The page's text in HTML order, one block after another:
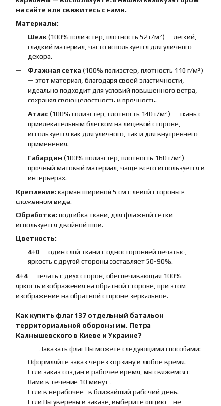
на сайте или свяжитесь с нами.
Материалы:
Шелк(100% полиэстер, плотность 52 г/м²) — легкий,
гладкий материал, часто используется для уличного
декора.
Флажная сетка (100% полиэстер, плотность 110 г/м²)
— этот материал, благодаря своей эластичности,
идеально подходит для условий повышенного ветра,
сохраняя свою целостность и прочность.
Атлас(100% полиэстер, плотность 140 г/м²) — ткань с
привлекательным блеском на лицевой стороне,
используется как для уличного, так и для внутреннего
применения.
Габардин (100% полиэстер, плотность 160 г/м²) —
прочный матовый материал, чаще всего используется в
интерьерах.
Крепление: карман шириной 5 см с левой стороны в
сложенном виде.
Обработка: подгибка ткани, для флажной сетки
используется двойной шов.
Цветность:
4+0 — один слой ткани с односторонней печатью,
яркость с другой стороны составляет 50-90%.
4+4 — печать с двух сторон, обеспечивающая 100%
яркость изображения на обратной стороне, при этом
изображение на обратной стороне зеркальное.
Как купить флаг 137 отдельный батальон
территориальной обороны им. Петра
Калнышевского в Киеве и Украине?
Заказать флаг Вы можете следующими способами:
Оформляйте заказ через корзину в любое время.
Если заказ создан в рабочее время, мы свяжемся с
Вами в течение 10 минут .
Если в нерабочее- в ближайший рабочий день.
Если Вы уверены в заказе, выберите опцию – не